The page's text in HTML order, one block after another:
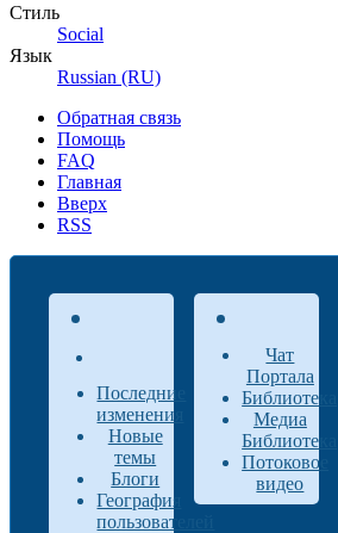
Стиль
Social
Язык
Russian (RU)
Обратная связь
Помощь
FAQ
Главная
Вверх
RSS
Последние
изменения
Новые
темы
Блоги
География
пользователей
Чат
Портала
Библиотека
Медиа
Библиотека
Потоковое
видео